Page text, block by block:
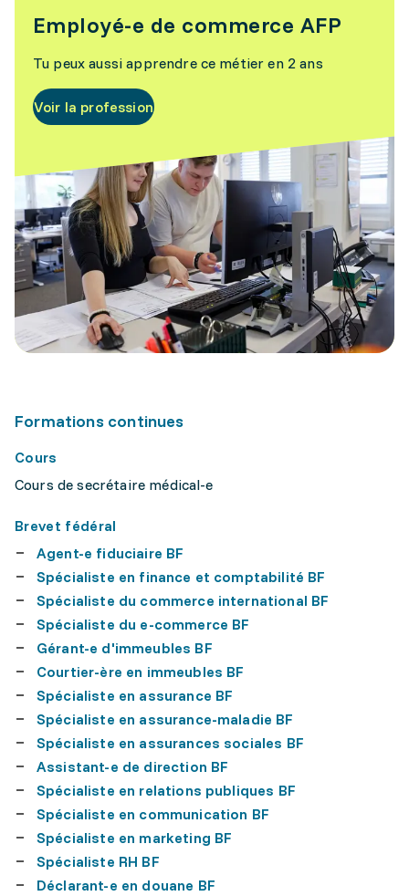
Employé-e de commerce AFP
Tu peux aussi apprendre ce métier en 2 ans
Voir la profession
Formations continues
Cours
Cours de secrétaire médical-e
Brevet fédéral
Agent-e fiduciaire BF
Spécialiste en finance et comptabilité BF
Spécialiste du commerce international BF
Spécialiste du e-commerce BF
Gérant-e d'immeubles BF
Courtier-ère en immeubles BF
Spécialiste en assurance BF
Spécialiste en assurance-maladie BF
Spécialiste en assurances sociales BF
Assistant-e de direction BF
Spécialiste en relations publiques BF
Spécialiste en communication BF
Spécialiste en marketing BF
Spécialiste RH BF
Déclarant-e en douane BF